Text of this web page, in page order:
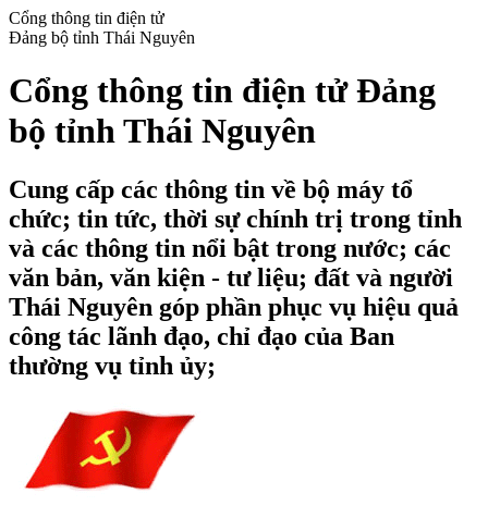
Cổng thông tin điện tử
Đảng bộ tỉnh Thái Nguyên
Cổng thông tin điện tử Đảng
bộ tỉnh Thái Nguyên
Cung cấp các thông tin về bộ máy tổ
chức; tin tức, thời sự chính trị trong tỉnh
và các thông tin nổi bật trong nước; các
văn bản, văn kiện - tư liệu; đất và người
Thái Nguyên góp phần phục vụ hiệu quả
công tác lãnh đạo, chỉ đạo của Ban
thường vụ tỉnh ủy;